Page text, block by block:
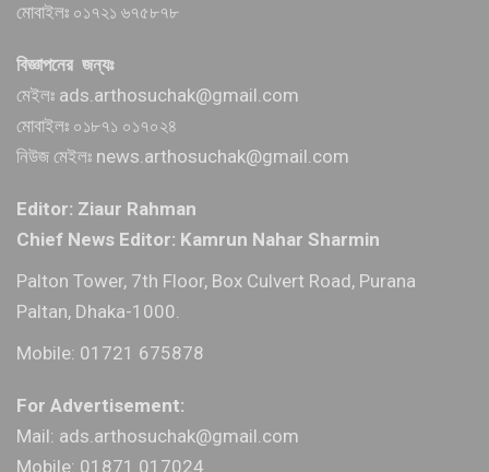
মোবাইলঃ ০১৭২১ ৬৭৫৮৭৮
বিজ্ঞাপনের জন্যঃ
মেইলঃ ads.arthosuchak@gmail.com
মোবাইলঃ ০১৮৭১ ০১৭০২৪
নিউজ মেইলঃ news.arthosuchak@gmail.com
Editor: Ziaur Rahman
Chief News Editor: Kamrun Nahar Sharmin
Palton Tower, 7th Floor, Box Culvert Road, Purana
Paltan, Dhaka-1000.
Mobile: 01721 675878
For Advertisement:
Mail: ads.arthosuchak@gmail.com
Mobile: 01871 017024